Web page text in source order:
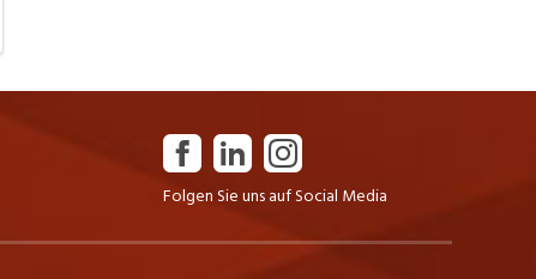
Folgen Sie uns auf Social Media